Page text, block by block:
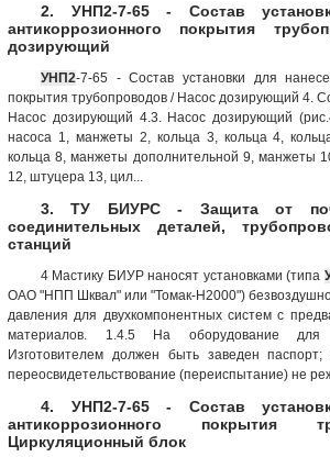
2. УНП2-7-65 - Состав
антикоррозионного покрытия
дозирующий
УНП2-7-65 - Состав установки для
покрытия трубопроводов / Насос дозирующий 4.
Насос дозирующий 4.3. Насос дозирующий
насоса 1, манжеты 2, кольца 3, кольца 4,
кольца 8, манжеты дополнительной 9, манжеты
12, штуцера 13, цил...
3. ТУ БИУРС - Защита от
соединительных деталей,
станций
4 Мастику БИУР наносят установками (типа
ОАО "НПП Шквал" или "Томак-Н2000")
давления для двухкомпонентных систем с
материалов. 1.4.5 На оборудование для
Изготовителем должен быть заведен
переосвидетельствование (переиспытание) не
4. УНП2-7-65 - Состав
антикоррозионного покрытия
Циркуляционный блок